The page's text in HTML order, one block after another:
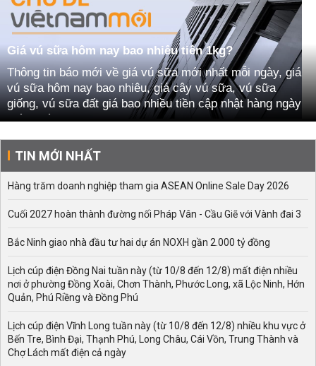
Giá vú sữa hôm nay bao nhiêu tiên 1kg?
Thông tin báo mới về giá vú sữa mới nhất mỗi ngày, giá
vú sữa hôm nay bao nhiêu, giá cây vú sữa, vú sữa
giống, vú sữa đất giá bao nhiều tiền cập nhật hàng ngày
mới nhất
Ngoài ra bạn đọc có có thể tham khảo thêm tin tức thị
trường kinh doanh về:
hôm nay,giá heo hôm nay
Xem thêm:
giá chuối hôm nay
TIN MỚI NHẤT
Hàng trăm doanh nghiệp tham gia ASEAN Online Sale Day 2026
Cuối 2027 hoàn thành đường nối Pháp Vân - Cầu Giẽ với Vành đai 3
Bắc Ninh giao nhà đầu tư hai dự án NOXH gần 2.000 tỷ đồng
Lịch cúp điện Đồng Nai tuần này (từ 10/8 đến 12/8) mất điện nhiều
nơi ở phường Đồng Xoài, Chơn Thành, Phước Long, xã Lộc Ninh, Hớn
Quản, Phú Riềng và Đồng Phú
Lịch cúp điện Vĩnh Long tuần này (từ 10/8 đến 12/8) nhiều khu vực ở
Bến Tre, Bình Đại, Thạnh Phú, Long Châu, Cái Vồn, Trung Thành và
Chợ Lách mất điện cả ngày